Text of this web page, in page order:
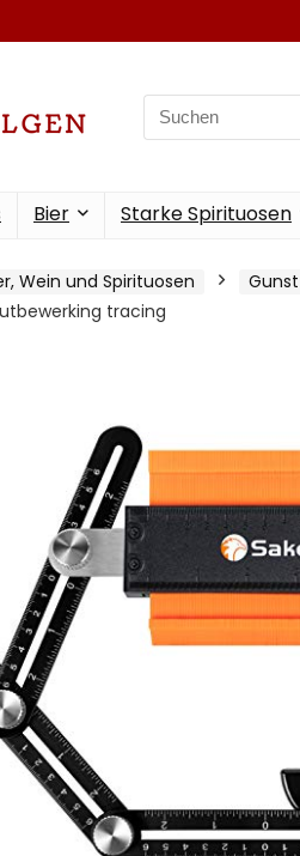
Search
for:
Bier Starke Spirituosen
Wein und Spirituosen Gunst
tracing